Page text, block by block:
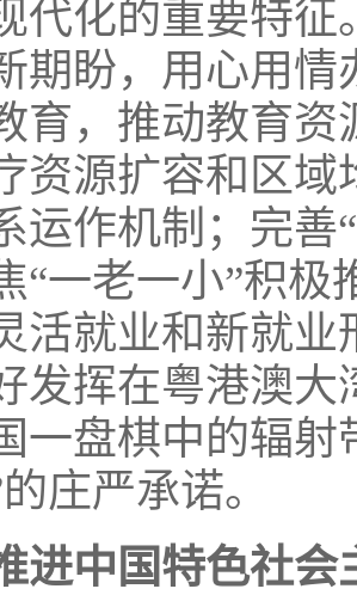
代化的重要特
期盼，用心用
育，推动教育
资源扩容和区
运作机制；完善
“一老一小”积
活就业和新就
发挥在粤港澳
一盘棋中的辐射
庄严承诺。
进中国特色社